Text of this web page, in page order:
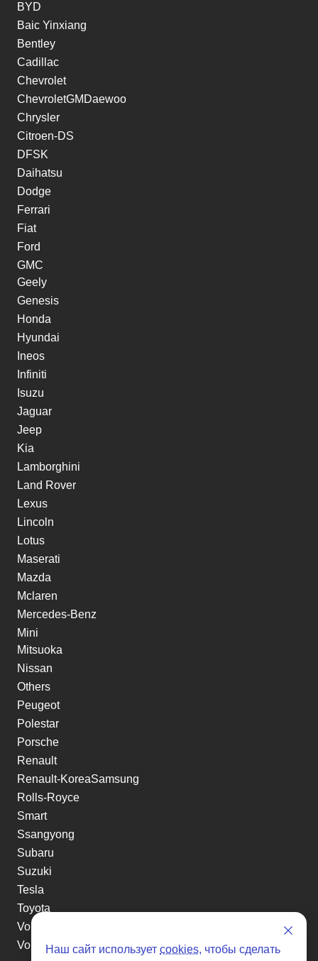
BYD
Baic Yinxiang
Bentley
Cadillac
Chevrolet
ChevroletGMDaewoo
Chrysler
Citroen-DS
DFSK
Daihatsu
Dodge
Ferrari
Fiat
Ford
GMC
Geely
Genesis
Honda
Hyundai
Ineos
Infiniti
Isuzu
Jaguar
Jeep
Kia
Lamborghini
Land Rover
Lexus
Lincoln
Lotus
Maserati
Mazda
Mclaren
Mercedes-Benz
Mini
Mitsuoka
Nissan
Others
Peugeot
Polestar
Porsche
Renault
Renault-KoreaSamsung
Rolls-Royce
Smart
Ssangyong
Subaru
Suzuki
Tesla
Toyota
Volkswagen
Volvo
Наш сайт использует cookies, чтобы сделать